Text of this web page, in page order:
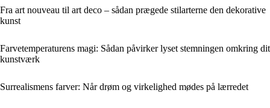
Fra art nouveau til art deco – sådan prægede stilarterne den dekorative
kunst
Farvetemperaturens magi: Sådan påvirker lyset stemningen omkring dit
kunstværk
Surrealismens farver: Når drøm og virkelighed mødes på lærredet